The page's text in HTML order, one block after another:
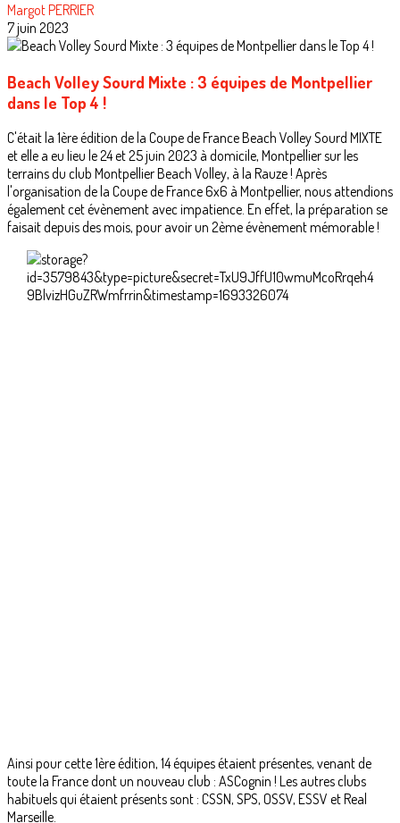
Margot PERRIER
7 juin 2023
Beach Volley Sourd Mixte : 3 équipes de Montpellier
dans le Top 4 !
C'était la 1ère édition de la Coupe de France Beach Volley Sourd MIXTE
et elle a eu lieu le 24 et 25 juin 2023 à domicile, Montpellier sur les
terrains du club Montpellier Beach Volley, à la Rauze ! Après
l'organisation de la Coupe de France 6x6 à Montpellier, nous attendions
également cet évènement avec impatience. En effet, la préparation se
faisait depuis des mois, pour avoir un 2ème évènement mémorable !
Ainsi pour cette 1ère édition, 14 équipes étaient présentes, venant de
toute la France dont un nouveau club : ASCognin ! Les autres clubs
habituels qui étaient présents sont : CSSN, SPS, OSSV, ESSV et Real
Marseille.